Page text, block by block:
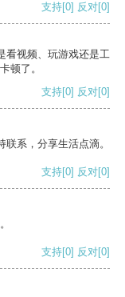
支持[0] 反对[0]
看视频、玩游戏还是工
顿了。
支持[0] 反对[0]
系，分享生活点滴。
支持[0] 反对[0]
支持[0] 反对[0]